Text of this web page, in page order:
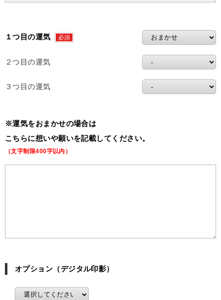
１つ目の運気 必須
２つ目の運気
３つ目の運気
※運気をおまかせの場合は
こちらに想いや願いを記載してください。
オプション（デジタル印影）